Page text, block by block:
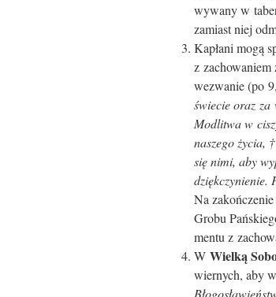
wywany w
zamiast niej
Kapłani mogą
z
wezwanie (po
świecie oraz
Modlitwa w
naszego życia,
się nimi, aby
dziękczynienie.
Na
Grobu
mentu z
W Wielką
wiernych, aby